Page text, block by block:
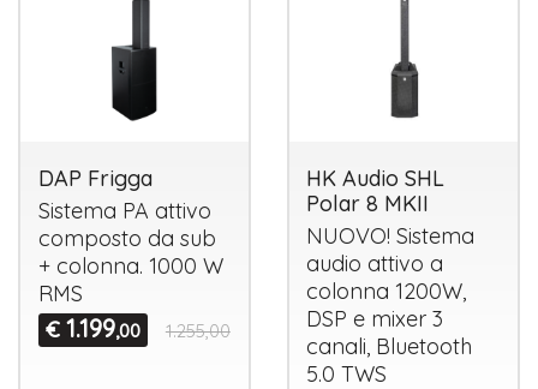
DAP Frigga
Sistema PA attivo
composto da sub
+ colonna. 1000 W
RMS
€ 1.199,00 1.255,00
HK Audio SHL
Polar 8 MKII
NUOVO! Sistema
audio attivo a
colonna 1200W,
DSP e mixer 3
canali, Bluetooth
5.0TWS